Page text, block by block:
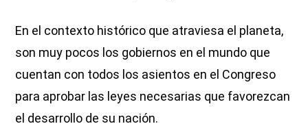
En el contexto histórico que atraviesa el planeta,
son muy pocos los gobiernos en el mundo que
cuentan con todos los asientos en el Congreso
para aprobar las leyes necesarias que favorezcan
el desarrollo de su nación.